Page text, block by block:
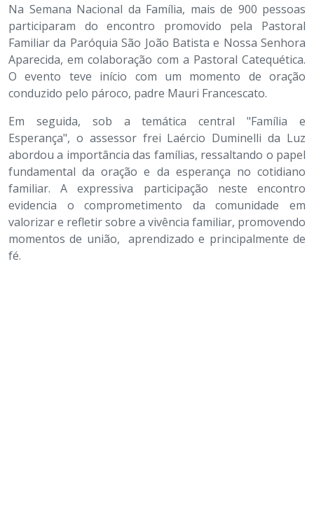
Na Semana Nacional da Família, mais de 900 pessoas
participaram do encontro promovido pela Pastoral
Familiar da Paróquia São João Batista e Nossa Senhora
Aparecida, em colaboração com a Pastoral Catequética.
O evento teve início com um momento de oração
conduzido pelo pároco, padre Mauri Francescato.
Em seguida, sob a temática central "Família e
Esperança", o assessor frei Laércio Duminelli da Luz
abordou a importância das famílias, ressaltando o papel
fundamental da oração e da esperança no cotidiano
familiar. A expressiva participação neste encontro
evidencia o comprometimento da comunidade em
valorizar e refletir sobre a vivência familiar, promovendo
momentos de união, aprendizado e principalmente de
fé.